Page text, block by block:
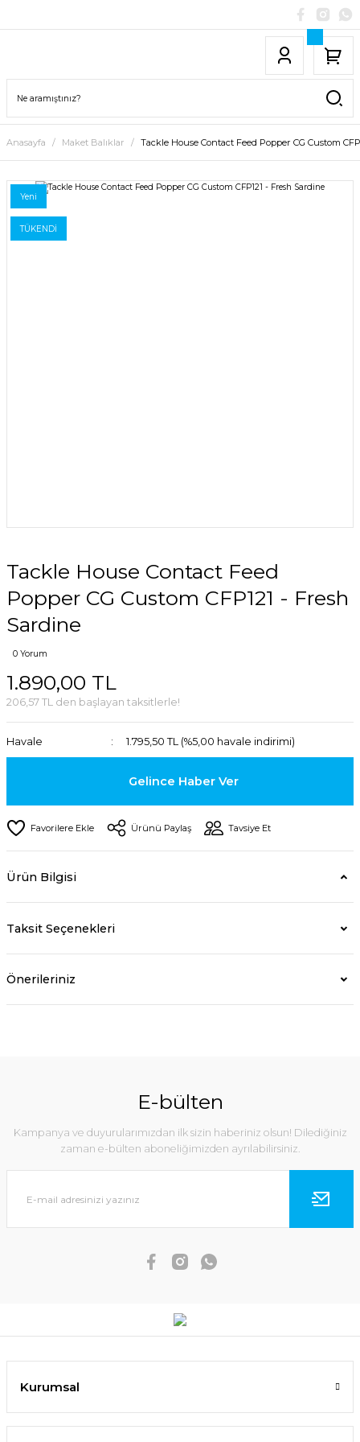
Anasayfa Maket Balıklar Tackle House Contact Feed Popper CG Custom
Yeni
TÜKENDİ
Tackle House Contact Feed
Popper CG Custom CFP121 - Fresh
Sardine
0 Yorum
1.890,00 TL
206,57 TL den başlayan taksitlerle!
Havale 1.795,50 TL (%5,00 havale indirimi)
Gelince Haber Ver
Ürünü Paylaş Tavsiye Et
Ürün Bilgisi
Taksit Seçenekleri
Önerileriniz
E-bülten
Kampanya ve duyurularımızdan ilk sizin haberiniz olsun! Dilediğiniz
zaman e-bülten aboneliğimizden ayrılabilirsiniz.
Kurumsal